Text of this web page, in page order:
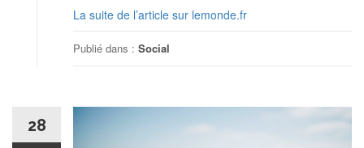
La suite de l’article sur lemonde.fr
Publié dans : Social
28